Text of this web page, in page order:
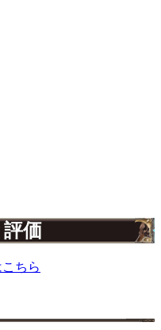
価
ちら